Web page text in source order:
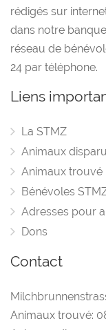
rédigés sur
dans notre
réseau de
24 par téléphone.
Liens
La STMZ
Animaux disparu
Animaux trouvé
Bénévoles
Adresses pour
Dons
Contact
Animaux trouvé: